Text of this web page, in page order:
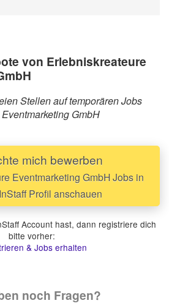
von Erlebniskreateure
Stellen auf temporären Jobs
GmbH
mich bewerben
Eventmarketing GmbH Jobs in
Profil anschauen
Account hast, dann registriere dich
bitte vorher:
& Jobs erhalten
noch Fragen?